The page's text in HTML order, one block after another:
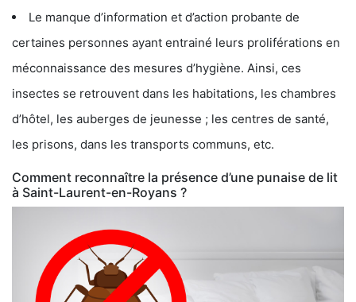
Le manque d’information et d’action probante de
certaines personnes ayant entrainé leurs proliférations en
méconnaissance des mesures d’hygiène. Ainsi, ces
insectes se retrouvent dans les habitations, les chambres
d’hôtel, les auberges de jeunesse ; les centres de santé,
les prisons, dans les transports communs, etc.
Comment reconnaître la présence d’une punaise de lit
à Saint-Laurent-en-Royans ?